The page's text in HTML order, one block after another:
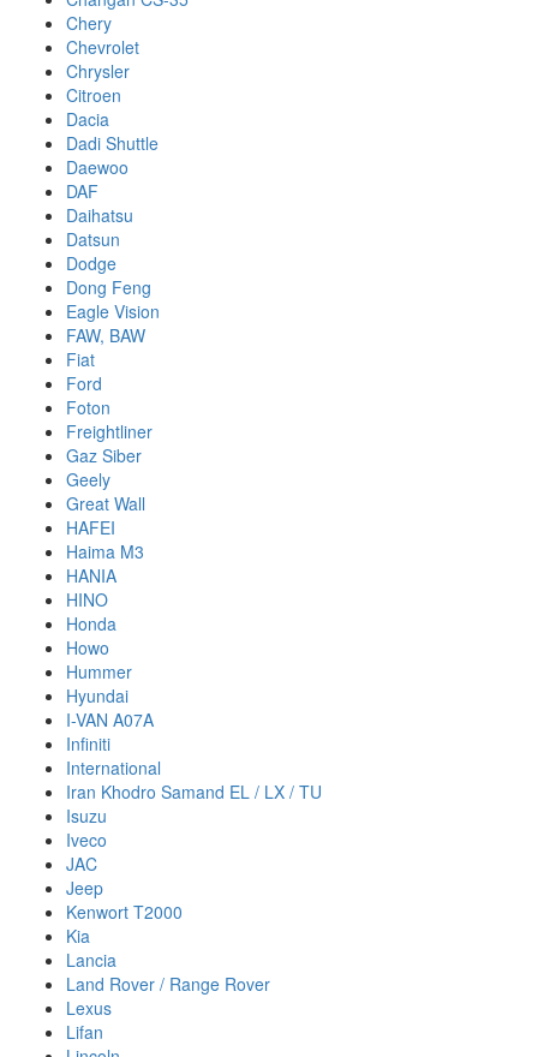
Chery
Chevrolet
Chrysler
Citroen
Dacia
Dadi Shuttle
Daewoo
DAF
Daihatsu
Datsun
Dodge
Dong Feng
Eagle Vision
FAW, BAW
Fiat
Ford
Foton
Freightliner
Gaz Siber
Geely
Great Wall
HAFEI
Haima M3
HANIA
HINO
Honda
Howo
Hummer
Hyundai
I-VAN A07A
Infiniti
International
Iran Khodro Samand EL / LX / TU
Isuzu
Iveco
JAC
Jeep
Kenwort T2000
Kia
Lancia
Land Rover / Range Rover
Lexus
Lifan